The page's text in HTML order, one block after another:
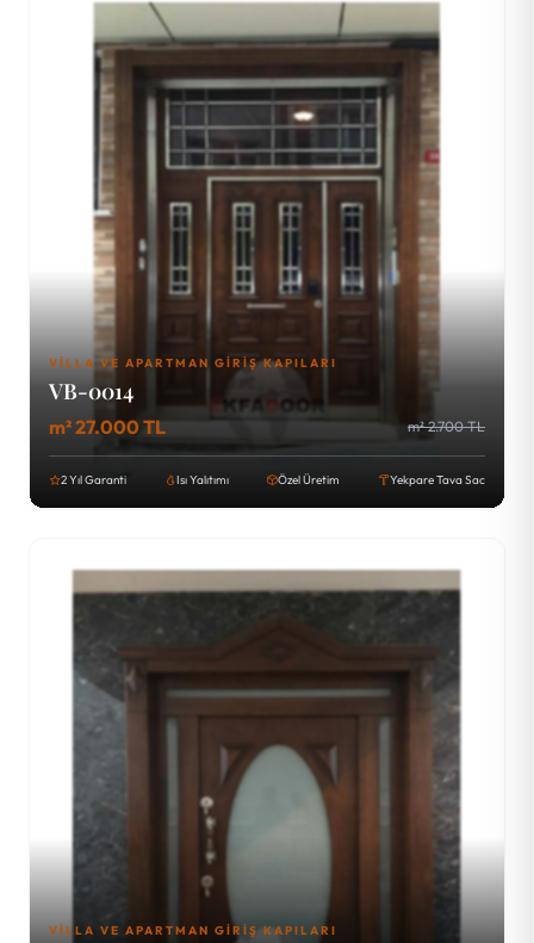
VILLA VE APARTMAN GIRIŞ KAPILARI
VB-0014
m² 27.000 TL m² 2.700 TL
2 Yıl Garanti Isı Yalıtımı Özel Üretim Yekpare Tava Sac
VILLA VE APARTMAN GIRIŞ KAPILARI